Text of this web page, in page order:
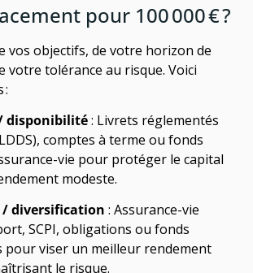
pour 100 000 € ?
vos objectifs, de votre horizon de
votre tolérance au risque. Voici
:
disponibilité: Livrets réglementés
comptes à terme ou fonds
vie pour protéger le capital
modeste.
/ diversification : Assurance-vie
SCPI, obligations ou fonds
pour viser un meilleur rendement
le risque.